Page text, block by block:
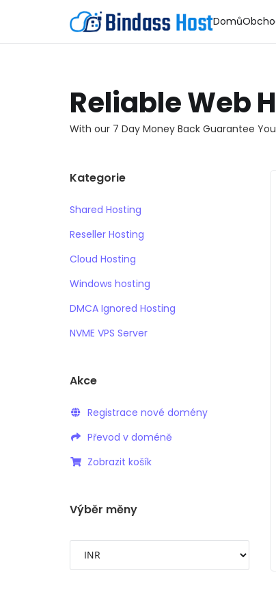
Domů
Reliable Web
With our 7 Day Money Back Guarantee
Kategorie
Shared Hosting
Reseller Hosting
Cloud Hosting
Windows hosting
DMCA Ignored Hosting
NVME VPS Server
Akce
Registrace nové domény
Převod v doméně
Zobrazit košík
Výběr měny